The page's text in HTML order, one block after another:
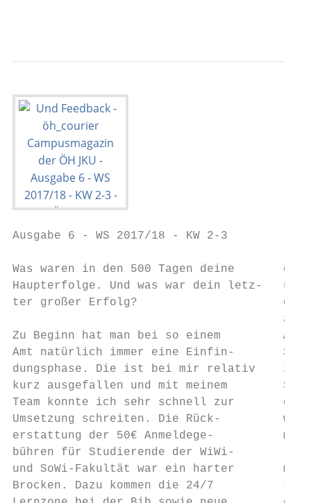
Ausgabe 6 - WS 2017/18 - KW 2-3
Was waren in den 500 Tagen deine
Haupterfolge. Und was war dein letz-
ter großer Erfolg?                     der
Zu Beginn hat man bei so einem
Amt natürlich immer eine Einfin-
dungsphase. Die ist bei mir relativ
kurz ausgefallen und mit meinem
Team konnte ich sehr schnell zur       das
Umsetzung schreiten. Die Rück-
erstattung der 50€ Anmeldege-
bühren für Studierende der WiWi-       len
und SoWi-Fakultät war ein harter
Brocken. Dazu kommen die 24/7